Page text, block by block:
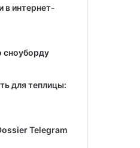
в интернет-
сноуборду
для теплицы:
Telegram